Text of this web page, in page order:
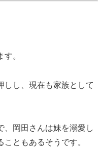
す。
しし、現在も家族として
、岡田さんは妹を溺愛し
ともあるそうです。